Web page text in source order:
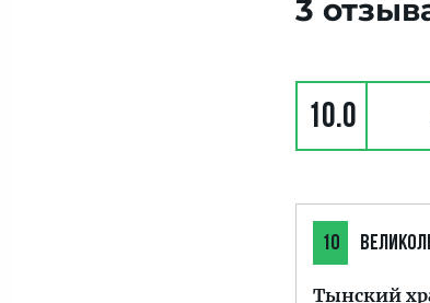
3
10.0
10
Тынский